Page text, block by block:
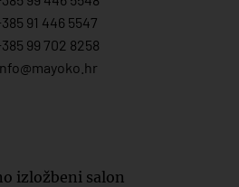
91 446 5547
99 702 8258
hr
izložbeni salon